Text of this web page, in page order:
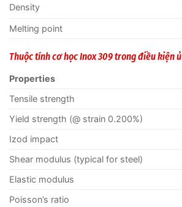
Density
Melting point
Thuộc tính cơ học Inox 309 trong điều kiện ủ
Properties
Tensile strength
Yield strength (@ strain 0.200%)
Izod impact
Shear modulus (typical for steel)
Elastic modulus
Poisson’s ratio